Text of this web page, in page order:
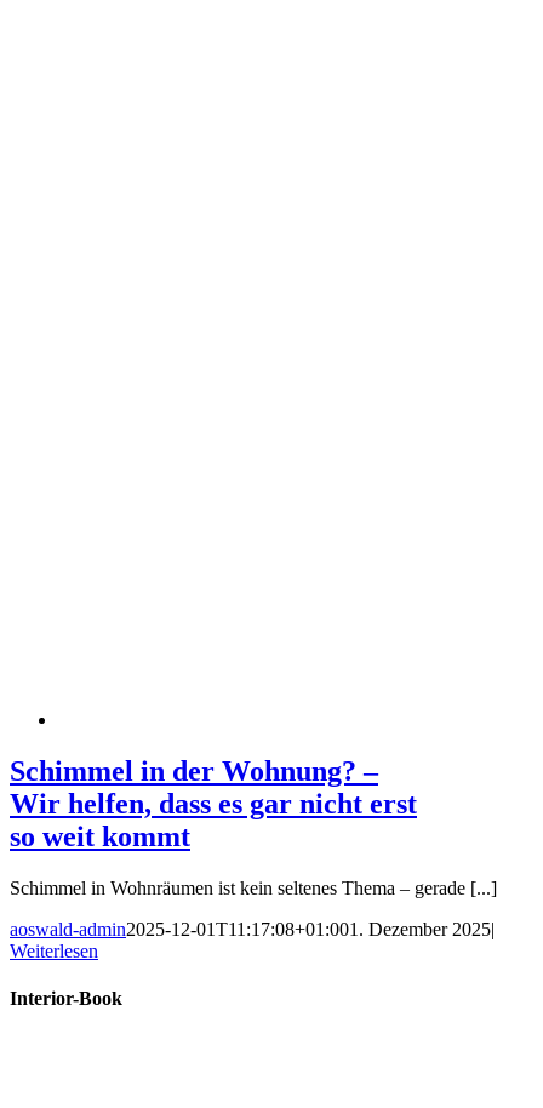
Schimmel in der Wohnung? –
Wir helfen, dass es gar nicht erst
so weit kommt
Schimmel in Wohnräumen ist kein seltenes Thema – gerade [...]
aoswald-admin2025-12-01T11:17:08+01:001. Dezember 2025|
Weiterlesen
Interior-Book